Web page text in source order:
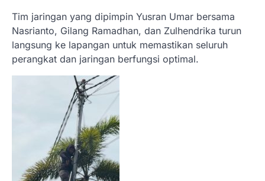
Tim jaringan yang dipimpin Yusran Umar bersama
Nasrianto, Gilang Ramadhan, dan Zulhendrika turun
langsung ke lapangan untuk memastikan seluruh
perangkat dan jaringan berfungsi optimal.